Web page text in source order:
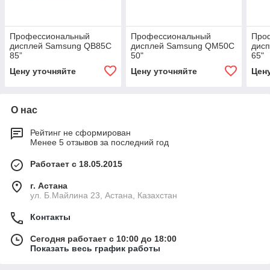
Профессиональный
дисплей Samsung QB85C
85”
Цену уточняйте
Профессиональный
дисплей Samsung QM50C
50"
Цену уточняйте
65"
О нас
Рейтинг не сформирован
Менее 5 отзывов за последний год
Работает с 18.05.2015
г. Астана
ул. Б.Майлина 23, Астана, Казахстан
Контакты
Сегодня работает с 10:00 до 18:00
Показать весь график работы